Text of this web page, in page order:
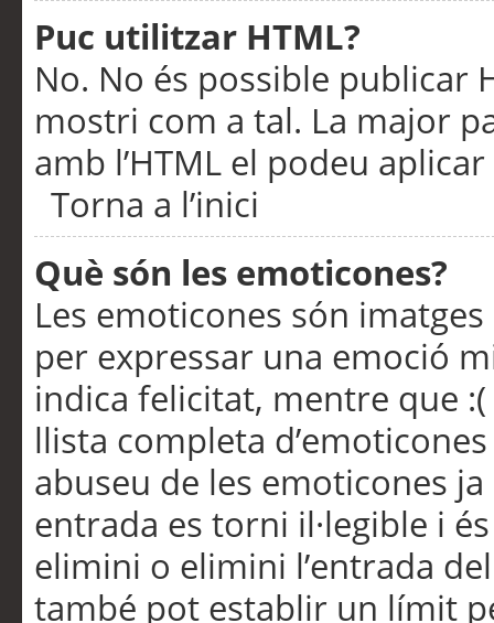
Puc utilitzar HTML?
No. No és possible publicar
mostri com a tal. La major
amb l’HTML el podeu
Torna a l’inici
Què són les emoticones?
Les emoticones són
per expressar una emoció
indica felicitat, mentre que
llista completa
abuseu de les emoticones
entrada es torni il·legible i
elimini o elimini l’entrada
també pot establir un límit